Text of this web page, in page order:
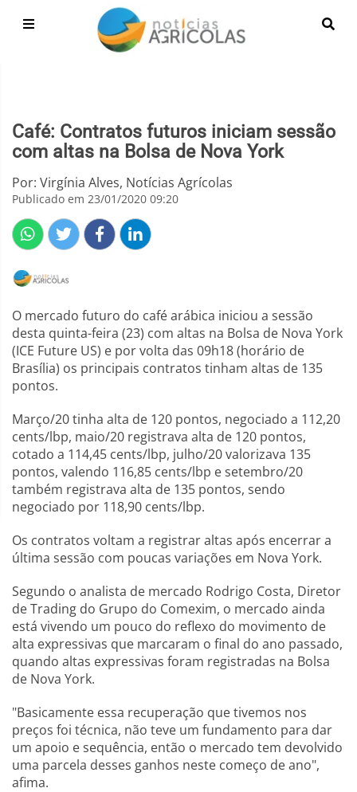
Café: Contratos futuros iniciam sessão
com altas na Bolsa de Nova York
Por: Virgínia Alves, Notícias Agrícolas
Publicado em 23/01/2020 09:20
O mercado futuro do café arábica iniciou a sessão
desta quinta-feira (23) com altas na Bolsa de Nova York
(ICE Future US) e por volta das 09h18 (horário de
Brasília) os principais contratos tinham altas de 135
pontos.
Março/20 tinha alta de 120 pontos, negociado a 112,20
cents/lbp, maio/20 registrava alta de 120 pontos,
cotado a 114,45 cents/lbp, julho/20 valorizava 135
pontos, valendo 116,85 cents/lbp e setembro/20
também registrava alta de 135 pontos, sendo
negociado por 118,90 cents/lbp.
Os contratos voltam a registrar altas após encerrar a
última sessão com poucas variações em Nova York.
Segundo o analista de mercado Rodrigo Costa, Diretor
de Trading do Grupo do Comexim, o mercado ainda
está vivendo um pouco do reflexo do movimento de
alta expressivas que marcaram o final do ano passado,
quando altas expressivas foram registradas na Bolsa
de Nova York.
"Basicamente essa recuperação que tivemos nos
preços foi técnica, não teve um fundamento para dar
um apoio e sequência, então o mercado tem devolvido
uma parcela desses ganhos neste começo de ano",
afima.